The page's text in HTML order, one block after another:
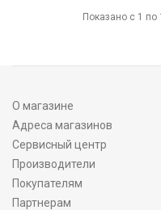
Показано с 1 по
О магазине
Адреса магазинов
Сервисный центр
Производители
Покупателям
Партнерам